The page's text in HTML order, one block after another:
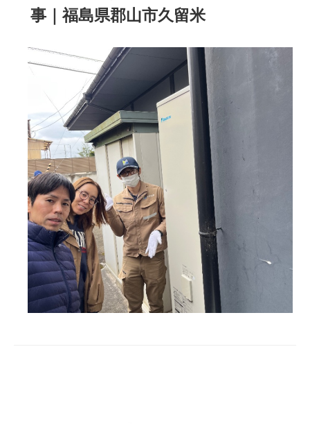
事｜福島県郡山市久留米